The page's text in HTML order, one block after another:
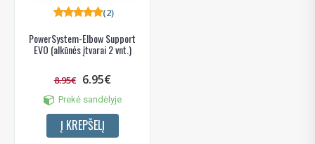
PowerSystem-Elbow Support
EVO (alkūnės įtvarai 2 vnt.)
(2)
8.95€ 6.95€
Prekė sandėlyje
Į KREPŠELĮ